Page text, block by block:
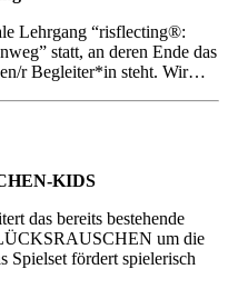
Lehrgang “risflecting®:
statt, an deren Ende das
r Begleiter*in steht. Wir…
KIDS
das bereits bestehende
um die
Spielset fördert spielerisch